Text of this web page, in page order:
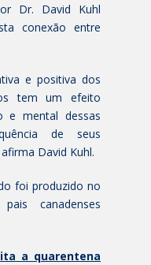
Dr. David Kuhl
conexão entre
e positiva dos
tem um efeito
e mental dessas
de seus
David Kuhl.
foi produzido no
canadenses
a quarentena